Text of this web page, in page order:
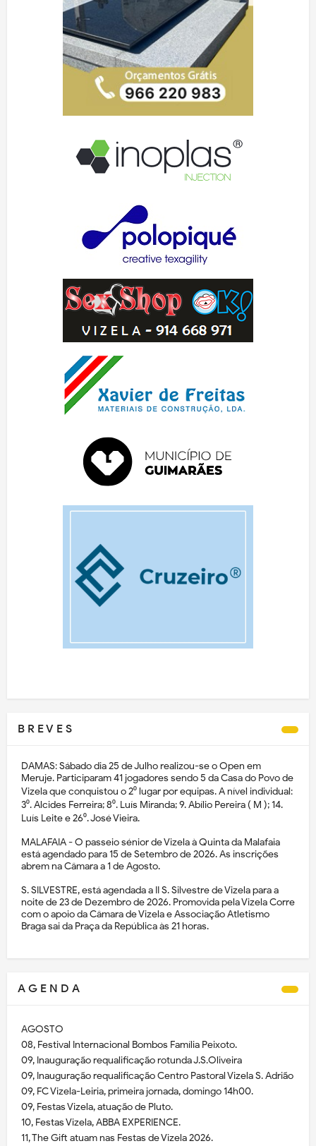
B R E V E S
DAMAS: Sábado dia 25 de Julho realizou-se o Open em
Meruje. Participaram 41 jogadores sendo 5 da Casa do Povo de
Vizela que conquistou o 2⁰ lugar por equipas. A nível individual:
3⁰. Alcides Ferreira; 8⁰. Luís Miranda; 9. Abílio Pereira ( M ); 14.
Luís Leite e 26⁰. José Vieira.
MALAFAIA - O passeio sénior de Vizela à Quinta da Malafaia
está agendado para 15 de Setembro de 2026. As inscrições
abrem na Câmara a 1 de Agosto.
S. SILVESTRE, está agendada a II S. Silvestre de Vizela para a
noite de 23 de Dezembro de 2026. Promovida pela Vizela Corre
com o apoio da Câmara de Vizela e Associação Atletismo
Braga sai da Praça da República às 21 horas.
A G E N D A
AGOSTO
08, Festival Internacional Bombos Família Peixoto.
09, Inauguração requalificação rotunda J.S.Oliveira
09, Inauguração requalificação Centro Pastoral Vizela S. Adrião
09, FC Vizela-Leiria, primeira jornada, domingo 14h00.
09, Festas Vizela, atuação de Pluto.
10, Festas Vizela, ABBA EXPERIENCE.
11, The Gift atuam nas Festas de Vizela 2026.